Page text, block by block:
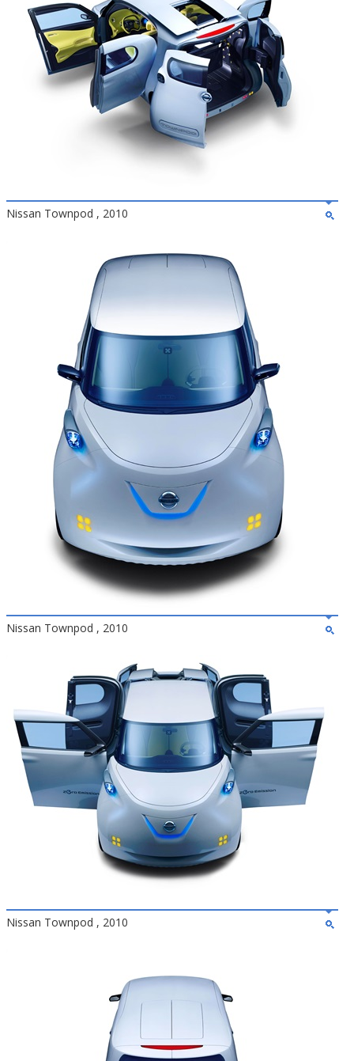
Nissan Townpod , 2010
Nissan Townpod , 2010
Nissan Townpod , 2010